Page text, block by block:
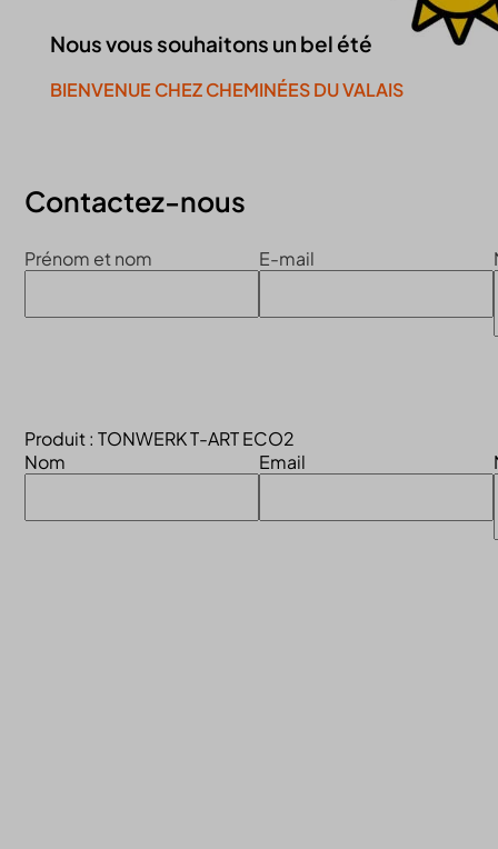
Nous vous souhaitons un bel été
BIENVENUE CHEZ CHEMINÉES DU VALAIS
Contactez-nous
Prénom et nom E-mail
Produit : TONWERK T-ART ECO2
Nom
Email